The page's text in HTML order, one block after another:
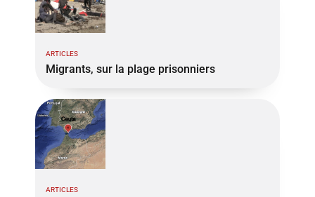
ARTICLES
Migrants, sur la plage prisonniers
ARTICLES